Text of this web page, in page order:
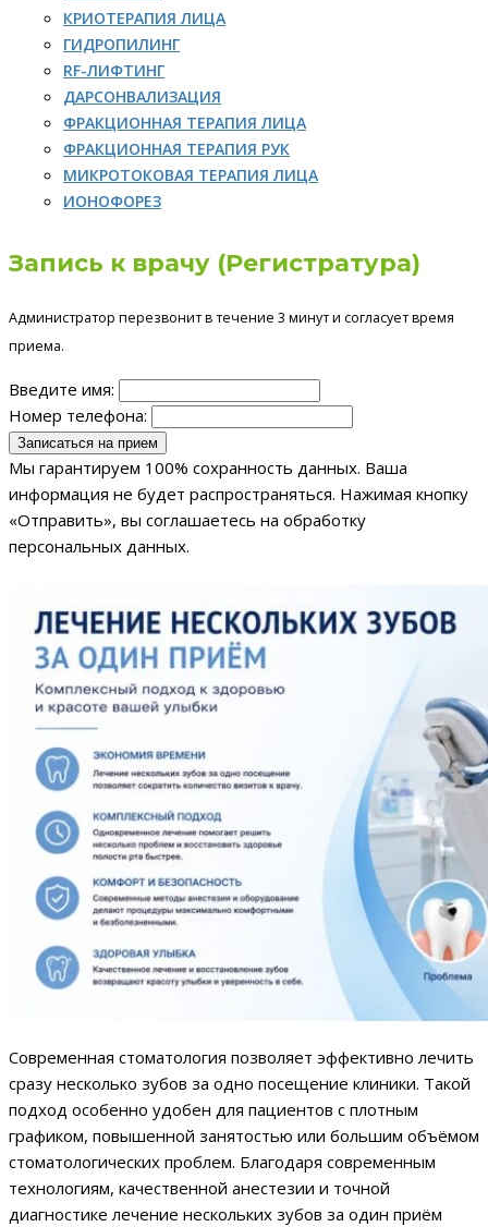
КРИОТЕРАПИЯ ЛИЦА
ГИДРОПИЛИНГ
RF-ЛИФТИНГ
ДАРСОНВАЛИЗАЦИЯ
ФРАКЦИОННАЯ ТЕРАПИЯ ЛИЦА
ФРАКЦИОННАЯ ТЕРАПИЯ РУК
МИКРОТОКОВАЯ ТЕРАПИЯ ЛИЦА
ИОНОФОРЕЗ
Запись к врачу (Регистратура)
Администратор перезвонит в течение 3 минут и согласует время
приема.
Введите имя:
Номер телефона:
Мы гарантируем 100% сохранность данных. Ваша
информация не будет распространяться. Нажимая кнопку
«Отправить», вы соглашаетесь на обработку
персональных данных.
Современная стоматология позволяет эффективно лечить
сразу несколько зубов за одно посещение клиники. Такой
подход особенно удобен для пациентов с плотным
графиком, повышенной занятостью или большим объёмом
стоматологических проблем. Благодаря современным
технологиям, качественной анестезии и точной
диагностике лечение нескольких зубов за один приём